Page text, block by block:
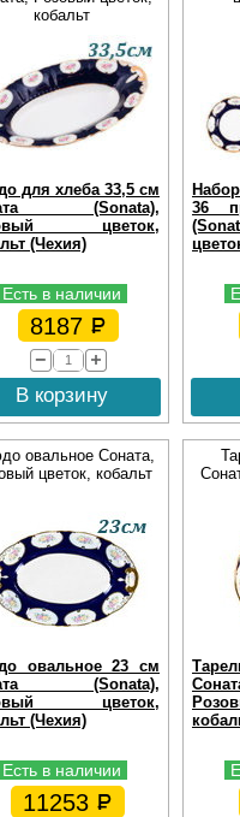
кобальт
для хлеба 33,5 см
(Sonata),
цветок,
(Чехия)
Есть в наличии
8187
В корзину
36
овальное Соната,
цветок, кобальт
овальное 23 см
(Sonata),
цветок,
(Чехия)
Есть в наличии
11253